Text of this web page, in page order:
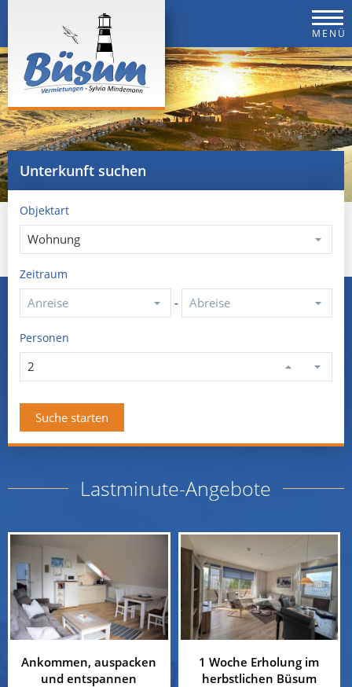
MENÜ
Unterkunft suchen
Objektart
Zeitraum
-
Personen
Lastminute-Angebote
Ankommen, auspacken
und entspannen
1 Woche Erholung im
herbstlichen Büsum